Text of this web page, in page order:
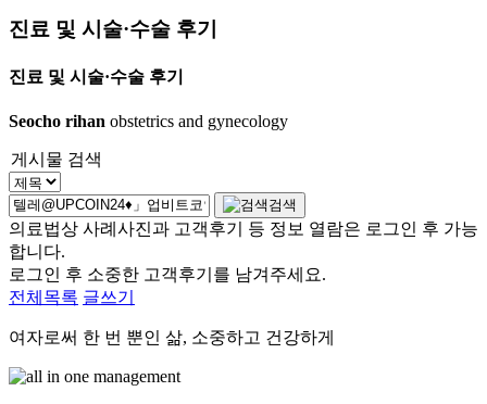
진료 및 시술·수술 후기
진료 및 시술·수술 후기
Seocho rihan obstetrics and gynecology
게시물 검색
검색
의료법상 사례사진과 고객후기 등 정보 열람은 로그인 후 가능
합니다.
로그인 후 소중한 고객후기를 남겨주세요.
전체목록 글쓰기
여자로써 한 번 뿐인 삶, 소중하고 건강하게